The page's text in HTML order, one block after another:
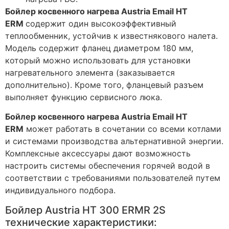
Бойлер косвенного нагрева Austria Email HT
ERM содержит один высокоэффективный
теплообменник, устойчив к известнякового налета.
Модель содержит фланец диаметром 180 мм,
который можно использовать для установки
нагревательного элемента (заказывается
дополнительно). Кроме того, фланцевый разъем
выполняет функцию сервисного люка.
Бойлер косвенного нагрева Austria Email HT
ERM может работать в сочетании со всеми котлами
и системами производства альтернативной энергии.
Комплексные аксессуары дают возможность
настроить системы обеспечения горячей водой в
соответствии с требованиями пользователей путем
индивидуального подбора.
Бойлер Austria HT 300 ERMR 2S
технические характеристики: